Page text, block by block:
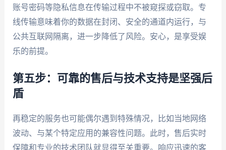
账号密码等隐私信息在传输过程中不被窥探或窃取。专
线传输意味着你的数据在封闭、安全的通道内运行，与
公共互联网隔离，进一步降低了风险。安心，是享受娱
乐的前提。
第五步：可靠的售后与技术支持是坚强后
盾
再稳定的服务也可能偶尔遇到特殊情况，比如当地网络
波动、与某个特定应用的兼容性问题。此时，售后实时
保障和专业的技术团队就显得至关重要。响应迅速的客